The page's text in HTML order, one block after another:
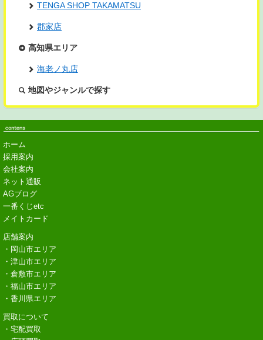
TENGA SHOP TAKAMATSU
郡家店
高知県エリア
海老ノ丸店
地図やジャンルで探す
ホーム
採用案内
会社案内
ネット通販
AGブログ
一番くじetc
メイトカード
店舗案内
・岡山市エリア
・津山市エリア
・倉敷市エリア
・福山市エリア
・香川県エリア
買取について
・宅配買取